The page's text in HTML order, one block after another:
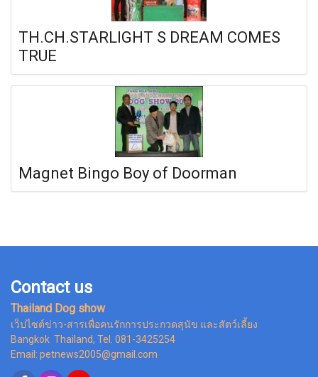
TH.CH.STARLIGHT S DREAM COMES
TRUE
Magnet Bingo Boy of Doorman
Contact us
Thailand Dog show
เว็ปไซต์ข่าว-สารเพื่อคนรักการประกวดสุนัข และสัตว์เลี้ยง
Bangkok Thailand, Tel. 081-3425254
Email: petnews2005@gmail.com